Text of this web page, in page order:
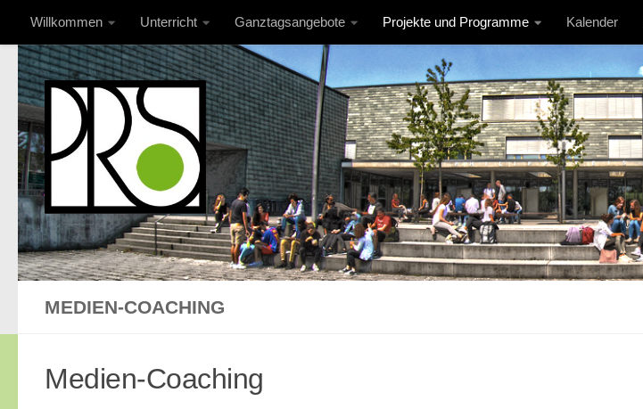
Unter dem Inhalt
Willkommen Unterricht Ganztagsangebote Projekte und Programme Kalender
Impressum Hilfe in Krisen (PDF)
MEDIEN-COACHING
Medien-Coaching